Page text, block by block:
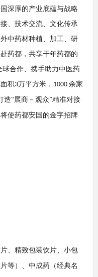
深厚的产业底蕴与战略
、技术交流、文化传承
中药材种植、加工、研
药都，共享干年药都的
球合作、 携手助力中医药
面积3万平方米， 1000 余家
造“展商－观众”精准对接
使药都安国 的金字招牌
、精致包装饮片、小包
等）、中成药（经典名